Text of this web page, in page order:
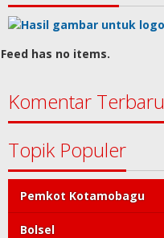
Feed has no items.
Komentar Terbaru
Topik Populer
Pemkot Kotamobagu
Bolsel